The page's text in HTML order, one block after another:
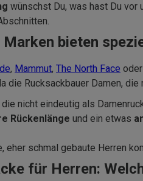
wünschst Du, was hast Du vor
Marken bieten
, Mammut, The North Face oder
die Rucksackbauer Damen,
die nicht eindeutig als
Rückenlänge und ein etwas
eher schmal gebaute Herren
für Herren: